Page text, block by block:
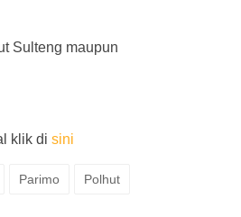
Sulteng maupun
klik di sini
Parimo Polhut